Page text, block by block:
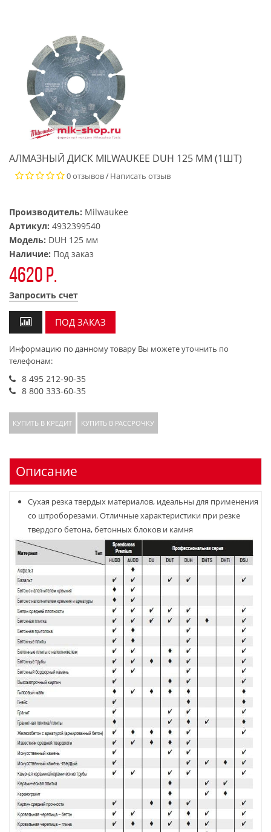
АЛМАЗНЫЙ ДИСК MILWAUKEE DUH 125 ММ (1ШТ)
0 отзывов/ Написать отзыв
Производитель: Milwaukee
Артикул: 4932399540
Модель: DUH 125 мм
Наличие: Под заказ
4620 р.
Запросить счет
ПОД ЗАКАЗ
Информацию по данному товару Вы можете уточнить по
телефонам:
8 495 212-90-35
8 800 333-60-35
КУПИТЬ В КРЕДИТ КУПИТЬ В РАССРОЧКУ
Описание
Сухая резка твердых материалов, идеальны для применения
со штроборезами. Отличные характеристики при резке
твердого бетона, бетонных блоков и камня